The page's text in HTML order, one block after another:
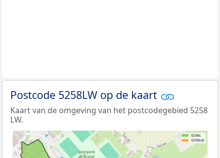
Postcode 5258LW op de kaart
Kaart van de omgeving van het postcodegebied 5258
LW.